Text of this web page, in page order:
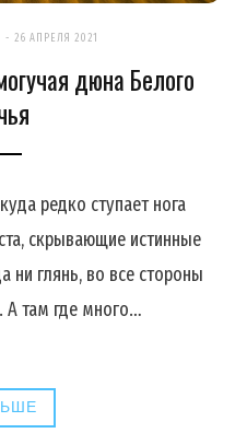
26 АПРЕЛЯ 2021
дюна Белого
редко ступает нога
скрывающие истинные
ни глянь, во все стороны
А там где много…